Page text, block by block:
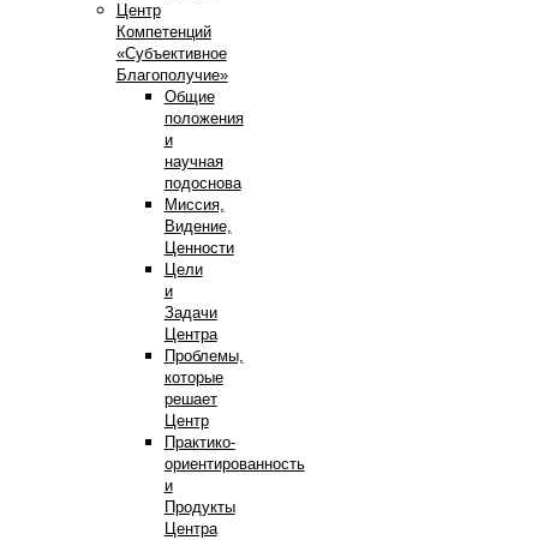
Центр
Компетенций
«Субъективное
Благополучие»
Общие
положения
и
научная
подоснова
Миссия,
Видение,
Ценности
Цели
и
Задачи
Центра
Проблемы,
которые
решает
Центр
Практико-
ориентированность
и
Продукты
Центра